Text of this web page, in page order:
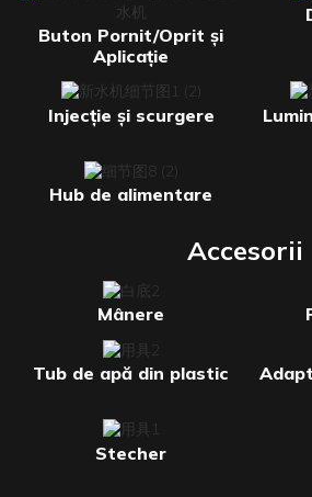
Buton Pornit/Oprit și
Aplicație
Injecție și scurgere
Hub de alimentare
Accesorii
Mânere
Tub de apă din plastic
Stecher